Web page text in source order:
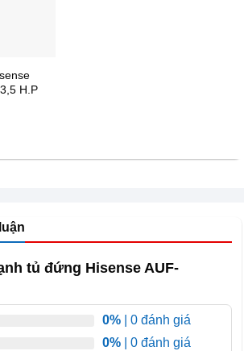
H.P
tủ đứng Hisense AUF-
0% | 0 đánh giá
0% | 0 đánh giá